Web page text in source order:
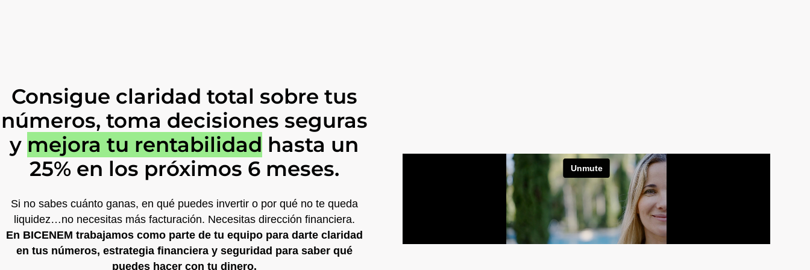
Consigue claridad total sobre tus
números, toma decisiones seguras
y mejora tu rentabilidad hasta un
25% en los próximos 6 meses.
Si no sabes cuánto ganas, en qué puedes invertir o por qué no te queda
liquidez…no necesitas más facturación. Necesitas dirección financiera.
En BICENEM trabajamos como parte de tu equipo para darte claridad
en tus números, estrategia financiera y seguridad para saber qué
puedes hacer con tu dinero.